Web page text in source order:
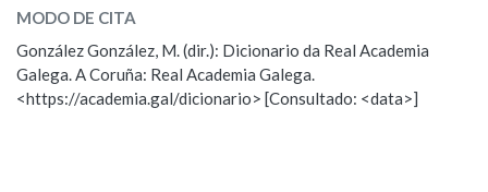
ESCOLLE UNHA OPCIÓN:
Observación Hai un erro na palabra
Propoño mellorar a definición
MODO DE CITA
González González, M. (dir.): Dicionario da Real Academia
Galega. A Coruña: Real Academia Galega.
<https://academia.gal/dicionario> [Consultado: <data>]